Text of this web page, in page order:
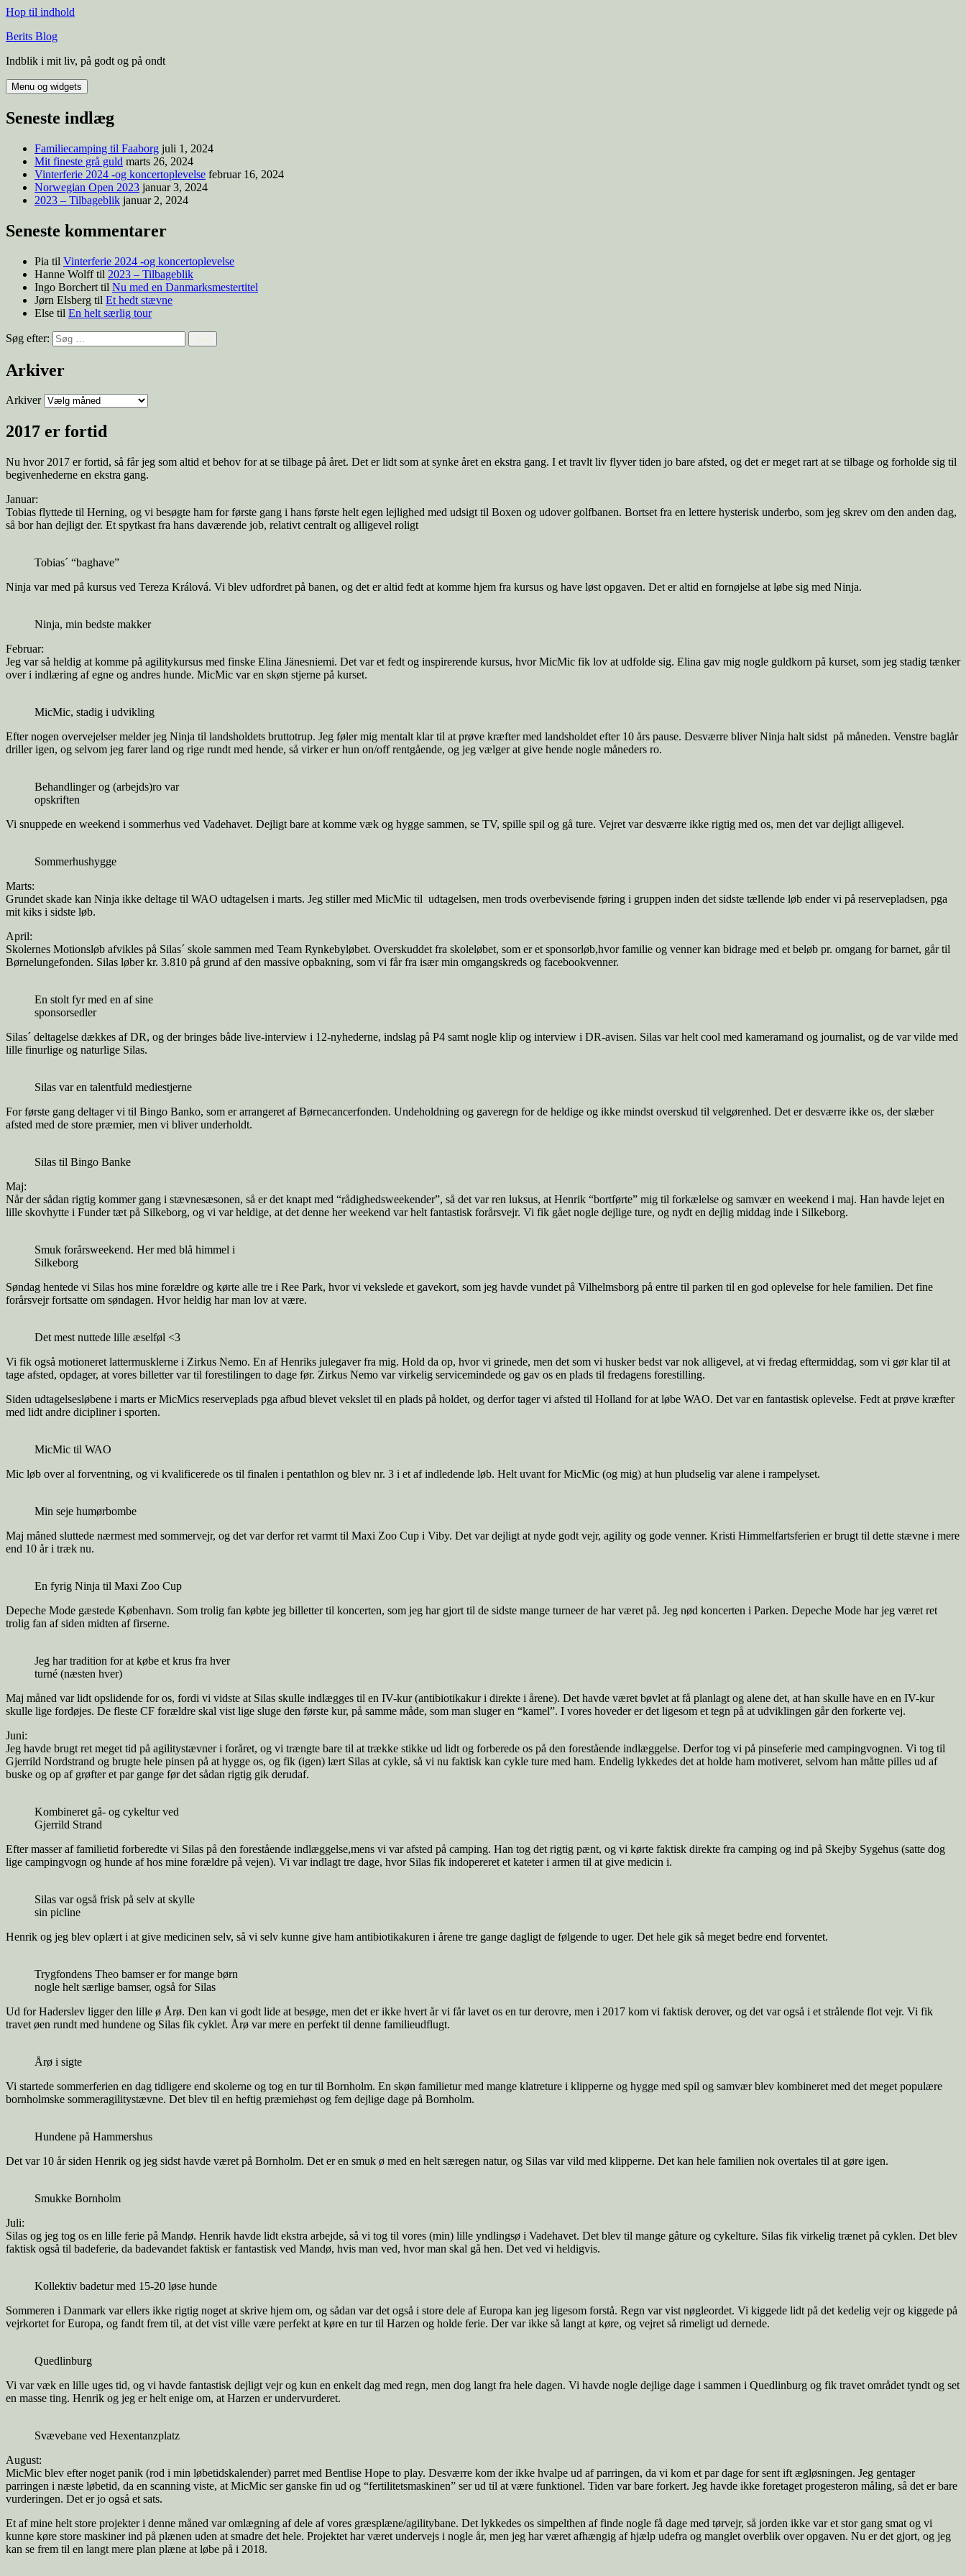
Hop til indhold
Berits Blog
Indblik i mit liv, på godt og på ondt
Menu og widgets
Seneste indlæg
Familiecamping til Faaborg juli 1, 2024
Mit fineste grå guld marts 26, 2024
Vinterferie 2024 -og koncertoplevelse februar 16, 2024
Norwegian Open 2023 januar 3, 2024
2023 – Tilbageblik januar 2, 2024
Seneste kommentarer
Pia til Vinterferie 2024 -og koncertoplevelse
Hanne Wolfftil 2023 – Tilbageblik
Ingo Borchert til Nu med en Danmarksmestertitel
Jørn Elsberg til Et hedt stævne
Else til En helt særlig tour
Søg efter:
Arkiver
Arkiver
2017 er fortid
Nu hvor 2017 er fortid, så får jeg som altid et behov for at se tilbage på året. Det er lidt som at synke året en ekstra gang. I et travlt liv flyver tiden jo bare afsted, og det er meget rart at se tilbage og forholde sig til
begivenhederne en ekstra gang.
Januar:
Tobias flyttede til Herning, og vi besøgte ham for første gang i hans første helt egen lejlighed med udsigt til Boxen og udover golfbanen. Bortset fra en lettere hysterisk underbo, som jeg skrev om den anden dag,
så bor han dejligt der. Et spytkast fra hans daværende job, relativt centralt og alligevel roligt
Tobias´ “baghave”
Ninja var med på kursus ved Tereza Králová. Vi blev udfordret på banen, og det er altid fedt at komme hjem fra kursus og have løst opgaven. Det er altid en fornøjelse at løbe sig med Ninja.
Ninja, min bedste makker
Februar:
Jeg var så heldig at komme på agilitykursus med finske Elina Jänesniemi. Det var et fedt og inspirerende kursus, hvor MicMic fik lov at udfolde sig. Elina gav mig nogle guldkorn på kurset, som jeg stadig tænker
over i indlæring af egne og andres hunde. MicMic var en skøn stjerne på kurset.
MicMic, stadig i udvikling
Efter nogen overvejelser melder jeg Ninja til landsholdets bruttotrup. Jeg føler mig mentalt klar til at prøve kræfter med landsholdet efter 10 års pause. Desværre bliver Ninja halt sidst på måneden. Venstre baglår
driller igen, og selvom jeg farer land og rige rundt med hende, så virker er hun on/off rentgående, og jeg vælger at give hende nogle måneders ro.
Behandlinger og (arbejds)ro var
opskriften
Vi snuppede en weekend i sommerhus ved Vadehavet. Dejligt bare at komme væk og hygge sammen, se TV, spille spil og gå ture. Vejret var desværre ikke rigtig med os, men det var dejligt alligevel.
Sommerhushygge
Marts:
Grundet skade kan Ninja ikke deltage til WAO udtagelsen i marts. Jeg stiller med MicMic til udtagelsen, men trods overbevisende føring i gruppen inden det sidste tællende løb ender vi på reservepladsen, pga
mit kiks i sidste løb.
April:
Skolernes Motionsløb afvikles på Silas´ skole sammen med Team Rynkebyløbet. Overskuddet fra skoleløbet, som er et sponsorløb,hvor familie og venner kan bidrage med et beløb pr. omgang for barnet, går til
Børnelungefonden. Silas løber kr. 3.810 på grund af den massive opbakning, som vi får fra især min omgangskreds og facebookvenner.
En stolt fyr med en af sine
sponsorsedler
Silas´ deltagelse dækkes af DR, og der bringes både live-interview i 12-nyhederne, indslag på P4 samt nogle klip og interview i DR-avisen. Silas var helt cool med kameramand og journalist, og de var vilde med
lille finurlige og naturlige Silas.
Silas var en talentfuld mediestjerne
For første gang deltager vi til Bingo Banko, som er arrangeret af Børnecancerfonden. Undeholdning og gaveregn for de heldige og ikke mindst overskud til velgørenhed. Det er desværre ikke os, der slæber
afsted med de store præmier, men vi bliver underholdt.
Silas til Bingo Banke
Maj:
Når der sådan rigtig kommer gang i stævnesæsonen, så er det knapt med “rådighedsweekender”, så det var ren luksus, at Henrik “bortførte” mig til forkælelse og samvær en weekend i maj. Han havde lejet en
lille skovhytte i Funder tæt på Silkeborg, og vi var heldige, at det denne her weekend var helt fantastisk forårsvejr. Vi fik gået nogle dejlige ture, og nydt en dejlig middag inde i Silkeborg.
Smuk forårsweekend. Her med blå himmel i
Silkeborg
Søndag hentede vi Silas hos mine forældre og kørte alle tre i Ree Park, hvor vi vekslede et gavekort, som jeg havde vundet på Vilhelmsborg på entre til parken til en god oplevelse for hele familien. Det fine
forårsvejr fortsatte om søndagen. Hvor heldig har man lov at være.
Det mest nuttede lille æselføl <3
Vi fik også motioneret lattermusklerne i Zirkus Nemo. En af Henriks julegaver fra mig. Hold da op, hvor vi grinede, men det som vi husker bedst var nok alligevel, at vi fredag eftermiddag, som vi gør klar til at
tage afsted, opdager, at vores billetter var til forestilingen to dage før. Zirkus Nemo var virkelig servicemindede og gav os en plads til fredagens forestilling.
Siden udtagelsesløbene i marts er MicMics reserveplads pga afbud blevet vekslet til en plads på holdet, og derfor tager vi afsted til Holland for at løbe WAO. Det var en fantastisk oplevelse. Fedt at prøve kræfter
med lidt andre dicipliner i sporten.
MicMic til WAO
Mic løb over al forventning, og vi kvalificerede os til finalen i pentathlon og blev nr. 3 i et af indledende løb. Helt uvant for MicMic (og mig) at hun pludselig var alene i rampelyset.
Min seje humørbombe
Maj måned sluttede nærmest med sommervejr, og det var derfor ret varmt til Maxi Zoo Cup i Viby. Det var dejligt at nyde godt vejr, agility og gode venner. Kristi Himmelfartsferien er brugt til dette stævne i mere
end 10 år i træk nu.
En fyrig Ninja til Maxi Zoo Cup
Depeche Mode gæstede København. Som trolig fan købte jeg billetter til koncerten, som jeg har gjort til de sidste mange turneer de har været på. Jeg nød koncerten i Parken. Depeche Mode har jeg været ret
trolig fan af siden midten af firserne.
Jeg har tradition for at købe et krus fra hver
turné (næsten hver)
Maj måned var lidt opslidende for os, fordi vi vidste at Silas skulle indlægges til en IV-kur (antibiotikakur i direkte i årene). Det havde været bøvlet at få planlagt og alene det, at han skulle have en en IV-kur
skulle lige fordøjes. De fleste CF forældre skal vist lige sluge den første kur, på samme måde, som man sluger en “kamel”. I vores hoveder er det ligesom et tegn på at udviklingen går den forkerte vej.
Juni:
Jeg havde brugt ret meget tid på agilitystævner i foråret, og vi trængte bare til at trække stikke ud lidt og forberede os på den forestående indlæggelse. Derfor tog vi på pinseferie med campingvognen. Vi tog til
Gjerrild Nordstrand og brugte hele pinsen på at hygge os, og fik (igen) lært Silas at cykle, så vi nu faktisk kan cykle ture med ham. Endelig lykkedes det at holde ham motiveret, selvom han måtte pilles ud af
buske og op af grøfter et par gange før det sådan rigtig gik derudaf.
Kombineret gå- og cykeltur ved
Gjerrild Strand
Efter masser af familietid forberedte vi Silas på den forestående indlæggelse,mens vi var afsted på camping. Han tog det rigtig pænt, og vi kørte faktisk direkte fra camping og ind på Skejby Sygehus (satte dog
lige campingvogn og hunde af hos mine forældre på vejen). Vi var indlagt tre dage, hvor Silas fik indopereret et kateter i armen til at give medicin i.
Silas var også frisk på selv at skylle
sin picline
Henrik og jeg blev oplært i at give medicinen selv, så vi selv kunne give ham antibiotikakuren i årene tre gange dagligt de følgende to uger. Det hele gik så meget bedre end forventet.
Trygfondens Theo bamser er for mange børn
nogle helt særlige bamser, også for Silas
Ud for Haderslev ligger den lille ø Årø. Den kan vi godt lide at besøge, men det er ikke hvert år vi får lavet os en tur derovre, men i 2017 kom vi faktisk derover, og det var også i et strålende flot vejr. Vi fik
travet øen rundt med hundene og Silas fik cyklet. Årø var mere en perfekt til denne familieudflugt.
Årø i sigte
Vi startede sommerferien en dag tidligere end skolerne og tog en tur til Bornholm. En skøn familietur med mange klatreture i klipperne og hygge med spil og samvær blev kombineret med det meget populære
bornholmske sommeragilitystævne. Det blev til en heftig præmiehøst og fem dejlige dage på Bornholm.
Hundene på Hammershus
Det var 10 år siden Henrik og jeg sidst havde været på Bornholm. Det er en smuk ø med en helt særegen natur, og Silas var vild med klipperne. Det kan hele familien nok overtales til at gøre igen.
Smukke Bornholm
Juli:
Silas og jeg tog os en lille ferie på Mandø. Henrik havde lidt ekstra arbejde, så vi tog til vores (min) lille yndlingsø i Vadehavet. Det blev til mange gåture og cykelture. Silas fik virkelig trænet på cyklen. Det blev
faktisk også til badeferie, da badevandet faktisk er fantastisk ved Mandø, hvis man ved, hvor man skal gå hen. Det ved vi heldigvis.
Kollektiv badetur med 15-20 løse hunde
Sommeren i Danmark var ellers ikke rigtig noget at skrive hjem om, og sådan var det også i store dele af Europa kan jeg ligesom forstå. Regn var vist nøgleordet. Vi kiggede lidt på det kedelig vejr og kiggede på
vejrkortet for Europa, og fandt frem til, at det vist ville være perfekt at køre en tur til Harzen og holde ferie. Der var ikke så langt at køre, og vejret så rimeligt ud dernede.
Quedlinburg
Vi var væk en lille uges tid, og vi havde fantastisk dejligt vejr og kun en enkelt dag med regn, men dog langt fra hele dagen. Vi havde nogle dejlige dage i sammen i Quedlinburg og fik travet området tyndt og set
en masse ting. Henrik og jeg er helt enige om, at Harzen er undervurderet.
Svævebane ved Hexentanzplatz
August:
MicMic blev efter noget panik (rod i min løbetidskalender) parret med Bentlise Hope to play. Desværre kom der ikke hvalpe ud af parringen, da vi kom et par dage for sent ift ægløsningen. Jeg gentager
parringen i næste løbetid, da en scanning viste, at MicMic ser ganske fin ud og “fertilitetsmaskinen” ser ud til at være funktionel. Tiden var bare forkert. Jeg havde ikke foretaget progesteron måling, så det er bare
vurderingen. Det er jo også et sats.
Et af mine helt store projekter i denne måned var omlægning af dele af vores græsplæne/agilitybane. Det lykkedes os simpelthen af finde nogle få dage med tørvejr, så jorden ikke var et stor gang smat og vi
kunne køre store maskiner ind på plænen uden at smadre det hele. Projektet har været undervejs i nogle år, men jeg har været afhængig af hjælp udefra og manglet overblik over opgaven. Nu er det gjort, og jeg
kan se frem til en langt mere plan plæne at løbe på i 2018.